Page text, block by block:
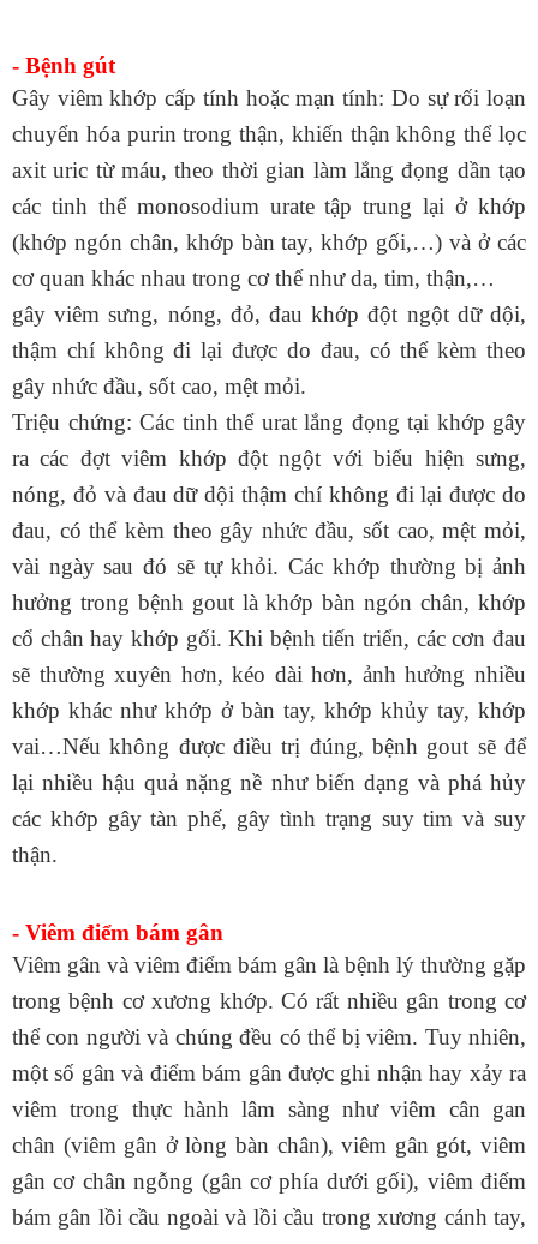
- Bệnh gút
Gây viêm khớp cấp tính hoặc mạn tính: Do sự rối loạn
chuyển hóa purin trong thận, khiến thận không thể lọc
axit uric từ máu, theo thời gian làm lắng đọng dần tạo
các tinh thể monosodium urate tập trung lại ở khớp
(khớp ngón chân, khớp bàn tay, khớp gối,…) và ở các
cơ quan khác nhau trong cơ thể như da, tim, thận,…
gây viêm sưng, nóng, đỏ, đau khớp đột ngột dữ dội,
thậm chí không đi lại được do đau, có thể kèm theo
gây nhức đầu, sốt cao, mệt mỏi.
Triệu chứng: Các tinh thể urat lắng đọng tại khớp gây
ra các đợt viêm khớp đột ngột với biểu hiện sưng,
nóng, đỏ và đau dữ dội thậm chí không đi lại được do
đau, có thể kèm theo gây nhức đầu, sốt cao, mệt mỏi,
vài ngày sau đó sẽ tự khỏi. Các khớp thường bị ảnh
hưởng trong bệnh gout là khớp bàn ngón chân, khớp
cổ chân hay khớp gối. Khi bệnh tiến triển, các cơn đau
sẽ thường xuyên hơn, kéo dài hơn, ảnh hưởng nhiều
khớp khác như khớp ở bàn tay, khớp khủy tay, khớp
vai…Nếu không được điều trị đúng, bệnh gout sẽ để
lại nhiều hậu quả nặng nề như biến dạng và phá hủy
các khớp gây tàn phế, gây tình trạng suy tim và suy
thận.
- Viêm điểm bám gân
Viêm gân và viêm điểm bám gân là bệnh lý thường gặp
trong bệnh cơ xương khớp. Có rất nhiều gân trong cơ
thể con người và chúng đều có thể bị viêm. Tuy nhiên,
một số gân và điểm bám gân được ghi nhận hay xảy ra
viêm trong thực hành lâm sàng nhưviêm cân gan
chân (viêm gân ở lòng bàn chân), viêm gân gót, viêm
gân cơ chân ngỗng (gân cơ phía dưới gối), viêm điểm
bám gân lồi cầu ngoài và lồi cầu trong xương cánh tay,